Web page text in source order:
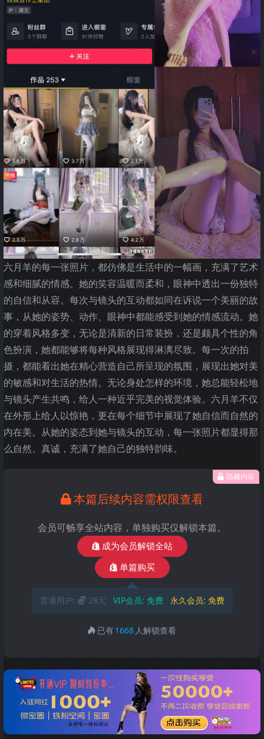
六月羊的每一张照片，都仿佛是生活中的一幅画，充满了艺术
感和细腻的情感。她的笑容温暖而柔和，眼神中透出一份独特
的自信和从容。每次与镜头的互动都如同在诉说一个美丽的故
事，从她的姿势、动作、眼神中都能感受到她的情感流动。她
的穿着风格多变，无论是清新的日常装扮，还是颇具个性的角
色扮演，她都能够将每种风格展现得淋漓尽致。每一次的拍
摄，都能看出她在精心营造自己所呈现的氛围，展现出她对美
的敏感和对生活的热情。无论身处怎样的环境，她总能轻松地
与镜头产生共鸣，给人一种近乎完美的视觉体验。六月羊不仅
在外形上给人以惊艳，更在每个细节中展现了她自信而自然的
内在美。从她的姿态到她与镜头的互动，每一张照片都显得那
么自然、真诚，充满了她自己的独特韵味。
隐藏内容
本篇后续内容需权限查看
会员可畅享全站内容，单独购买仅解锁本篇。
成为会员解锁全站
单篇购买
普通用户: 28元 VIP会员: 免费 永久会员: 免费
已有1668 人解锁查看